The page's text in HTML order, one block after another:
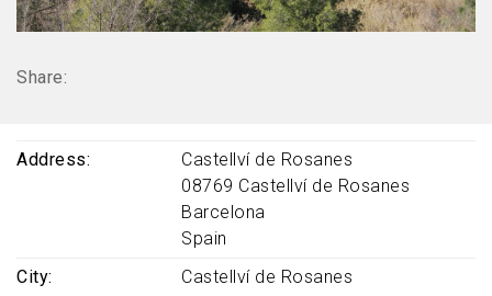
Share:
Address
Castellví de Rosanes
08769 Castellví de Rosanes
Barcelona
Spain
City
Castellví de Rosanes